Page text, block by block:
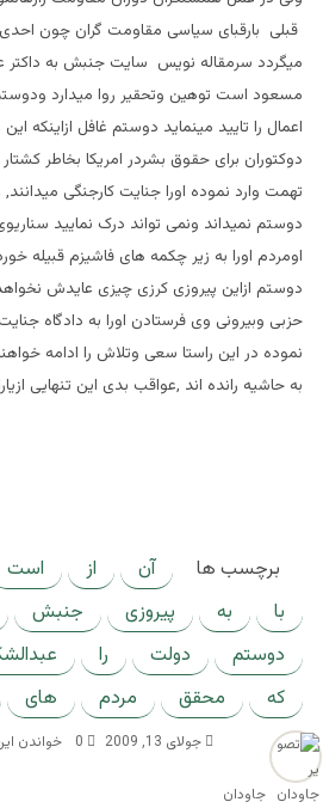
قبلی بارقبای سیاسی مقاومت گران چون
میگردد سرمقاله نویس سایت جنبش به داکتر
مسعود است توهین وتحقیر روا میدارد
اعمال را تایید مینماید دوستم غافل ازاینکه
دوکتوران برای حقوق بشردر امریکا بخاطر
تهمت وارد نموده اورا جنایت کارجنگی
دوستم نمیداند ونمی تواند درک نمایید
اومردم اورا به زیر چکمه های فاشیزم قبیله
دوستم ازاین پیروزی کرزی چیزی عایدش
حزبی وبیرونی وی فرستادن اورا به دادگاه
نموده در این راستا سعی وتلاش را ادامه
به حاشیه رانده اند ,عواقب بدی این تنهایی
برچسب ها آن از است
با
به پیروزی جنبش
دوستم
دولت را
که
محقق مردم های
جاودان
جولای 13, 2009 0 خواندن این مطلب 5